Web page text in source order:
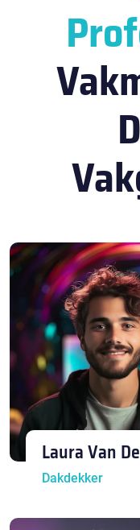
Laura Van
Dakdekker